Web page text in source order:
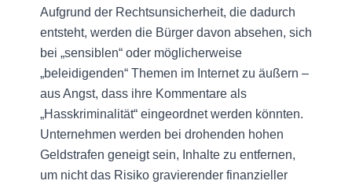
Aufgrund der Rechtsunsicherheit, die dadurch
entsteht, werden die Bürger davon absehen, sich
bei „sensiblen“ oder möglicherweise
„beleidigenden“ Themen im Internet zu äußern –
aus Angst, dass ihre Kommentare als
„Hasskriminalität“ eingeordnet werden könnten.
Unternehmen werden bei drohenden hohen
Geldstrafen geneigt sein, Inhalte zu entfernen,
um nicht das Risiko gravierender finanzieller